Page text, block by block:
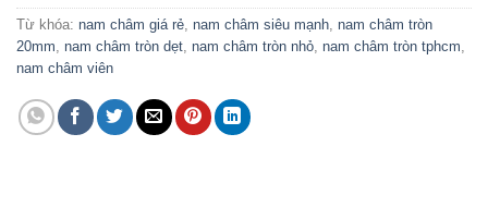
Từ khóa: nam châm giá rẻ, nam châm siêu mạnh, nam châm tròn
20mm, nam châm tròn dẹt, nam châm tròn nhỏ, nam châm tròn tphcm,
nam châm viên